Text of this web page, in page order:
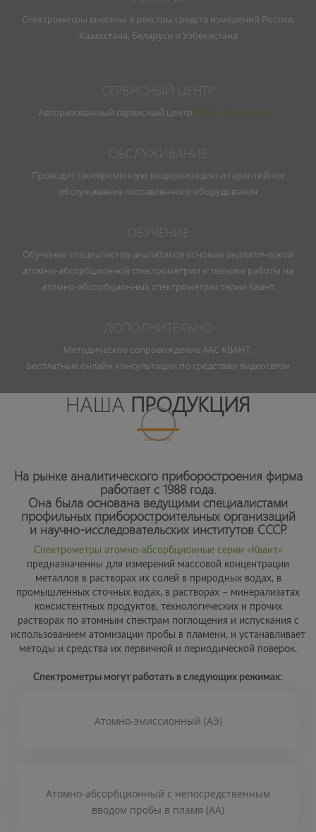
Спектрометры внесены в реестры средств измерений России,
Казахстана, Беларуси и Узбекистана
СЕРВИСНЫЙ ЦЕНТР
Авторизованный сервисный центр ООО «Техноквант»
ОБСЛУЖИВАНИЕ
Проводит своевременную модернизацию и гарантийное
обслуживание поставленного оборудования
ОБУЧЕНИЕ
Обучение специалистов-аналитиков основам аналитической
атомно-абсорбционной спектрометрии и технике работы на
атомно-абсорбционных спектрометрах серии Квант
ДОПОЛНИТЕЛЬНО
Методическое сопровождение ААС КВАНТ.
Бесплатные онлайн консультации по средствам видеосвязи
НАША ПРОДУКЦИЯ
На рынке аналитического приборостроения фирма
работает с 1988 года.
Она была основана ведущими специалистами
профильных приборостроительных организаций
и научно-исследовательских институтов СССР.
Спектрометры атомно-абсорбционные серии «Квант»
предназначенны для измерений массовой концентрации
металлов в растворах их солей в природных водах, в
промышленных сточных водах, в растворах – минерализатах
консистентных продуктов, технологических и прочих
растворах по атомным спектрам поглощения и испускания с
использованием атомизации пробы в пламени, и устанавливает
методы и средства их первичной и периодической поверок.
Спектрометры могут работать в следующих режимах:
Атомно-эмиссионный (АЭ)
Атомно-абсорбционный с непосредственным
вводом пробы в пламя (АА)